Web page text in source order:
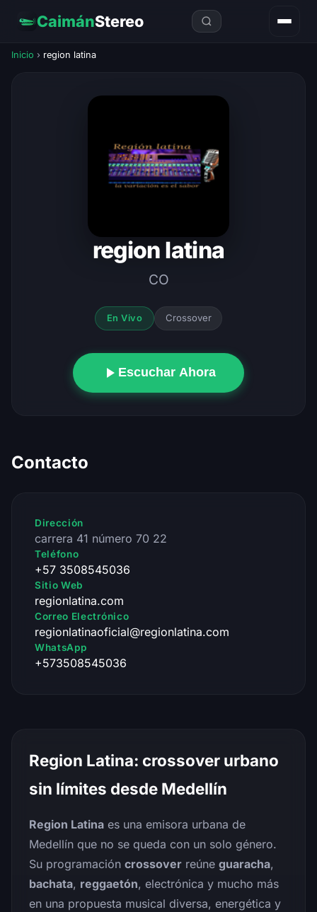
CaimánStereo
Inicio › region latina
region latina
CO
En Vivo Crossover
Escuchar Ahora
Contacto
Dirección
carrera 41 número 70 22
Teléfono
+57 3508545036
Sitio Web
regionlatina.com
Correo Electrónico
regionlatinaoficial@regionlatina.com
WhatsApp
+573508545036
Region Latina: crossover urbano
sin límites desde Medellín
Region Latina es una emisora urbana de
Medellín que no se queda con un solo género.
Su programación crossover reúne guaracha,
bachata, reggaetón, electrónica y mucho más
en una propuesta musical diversa, energética y